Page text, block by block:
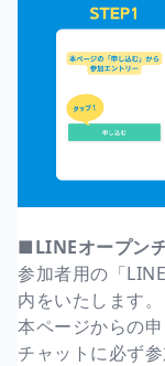
■LINEオープン
参加者用の「
内をいたします。
本ページからの
チャットに必ず参